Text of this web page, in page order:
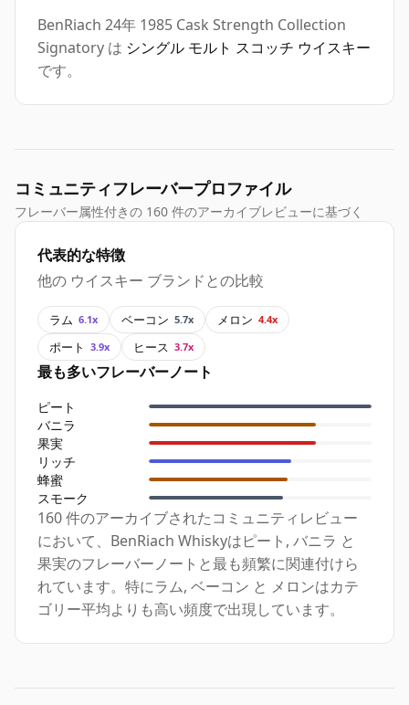
BenRiach 24年 1985 Cask Strength Collection
Signatory は シングル モルト スコッチ ウイスキー
です。
コミュニティフレーバープロファイル
フレーバー属性付きの 160 件のアーカイブレビューに基づく
代表的な特徴
他の ウイスキー ブランドとの比較
ラム 6.1x ベーコン 5.7x メロン 4.4x
ポート 3.9x ヒース 3.7x
最も多いフレーバーノート
ピート
バニラ
果実
リッチ
蜂蜜
スモーク
160 件のアーカイブされたコミュニティレビュー
において、BenRiach Whiskyはピート, バニラ と
果実のフレーバーノートと最も頻繁に関連付けら
れています。特にラム, ベーコン と メロンはカテ
ゴリー平均よりも高い頻度で出現しています。